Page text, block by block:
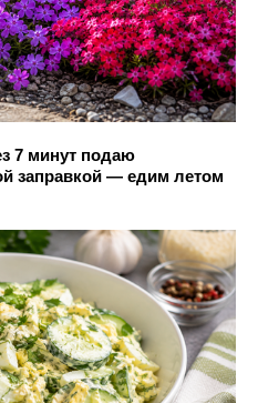
7 минут подаю
заправкой — едим летом